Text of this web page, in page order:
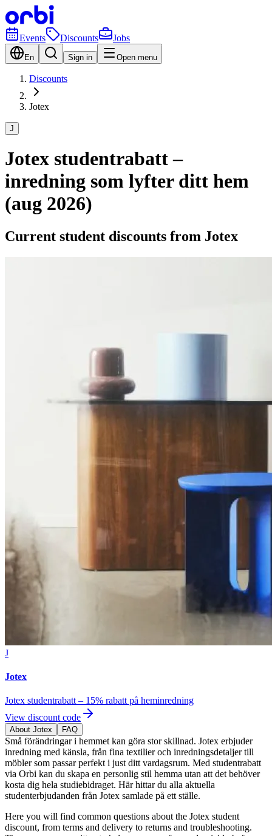
Events Discounts Jobs
En Sign in Open menu
Discounts
Jotex
J
Jotex studentrabatt –
inredning som lyfter ditt hem
(aug 2026)
Current student discounts from Jotex
J
Jotex
Jotex studentrabatt – 15% rabatt på heminredning
View discount code
About Jotex FAQ
Små förändringar i hemmet kan göra stor skillnad. Jotex erbjuder
inredning med känsla, från fina textilier och inredningsdetaljer till
möbler som passar perfekt i just ditt vardagsrum. Med studentrabatt
via Orbi kan du skapa en personlig stil hemma utan att det behöver
kosta dig hela studiebidraget. Här hittar du alla aktuella
studenterbjudanden från Jotex samlade på ett ställe.
Here you will find common questions about the Jotex student
discount, from terms and delivery to returns and troubleshooting.